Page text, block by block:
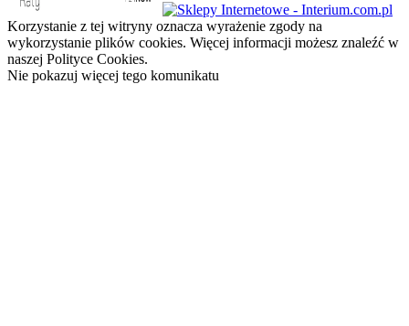
Korzystanie z tej witryny oznacza wyrażenie zgody na
wykorzystanie plików cookies. Więcej informacji możesz znaleźć w
naszej Polityce Cookies.
Nie pokazuj więcej tego komunikatu